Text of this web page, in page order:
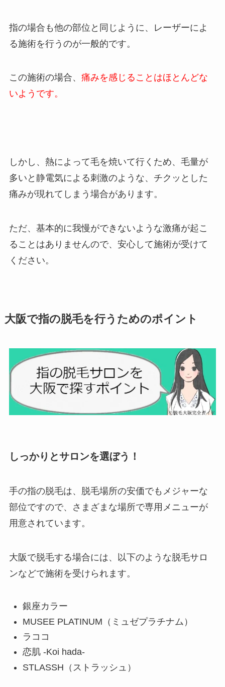
指の場合も他の部位と同じように、レーザーによ
る施術を行うのが一般的です。
この施術の場合、 痛みを感じることはほとんどな
いようです。
しかし、熱によって毛を焼いて行くため、毛量が
多いと静電気による刺激のような、チクッとした
痛みが現れてしまう場合があります。
ただ、基本的に我慢ができないような激痛が起こ
ることはありませんので、安心して施術が受けて
ください。
大阪で指の脱毛を行うためのポイント
しっかりとサロンを選ぼう！
手の指の脱毛は、脱毛場所の安価でもメジャーな
部位ですので、さまざまな場所で専用メニューが
用意されています。
大阪で脱毛する場合には、以下のような脱毛サロ
ンなどで施術を受けられます。
銀座カラー
MUSEE PLATINUM（ミュゼプラチナム）
ラココ
恋肌 -Koi hada-
STLASSH（ストラッシュ）